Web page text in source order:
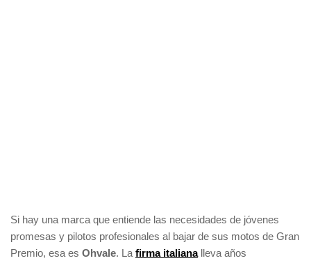
Si hay una marca que entiende las necesidades de jóvenes
promesas y pilotos profesionales al bajar de sus motos de Gran
Premio, esa es Ohvale. La firma italianalleva años